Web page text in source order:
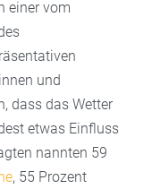
einer vom
und
dass das Wetter
etwas Einfluss
nannten 59
, 55 Prozent